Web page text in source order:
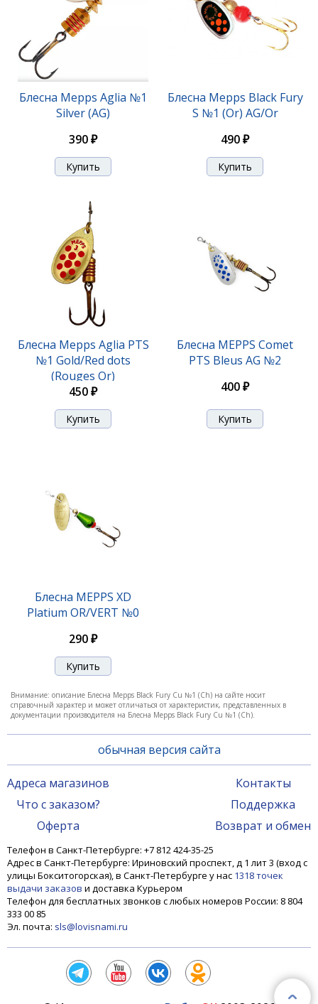
Блесна Mepps Black Fury BL №1 (Ch)
Блесна Mepps Black Fury Cu №1 (Ch)
490 ₽
490 ₽
Блесна Mepps Aglia №1
Silver (AG)
390 ₽
Блесна Mepps Black Fury
S №1 (Or) AG/Or
490 ₽
Блесна Mepps Aglia PTS
№1 Gold/Red dots
(Rouges Or)
450 ₽
Блесна MEPPS Comet
PTS Bleus AG №2
400 ₽
Блесна MEPPS XD
Platium OR/VERT №0
290 ₽
Внимание: описание Блесна Mepps Black Fury Cu №1 (Ch) на сайте носит
справочный характер и может отличаться от характеристик, представленных в
документации производителя на Блесна Mepps Black Fury Cu №1 (Ch).
обычная версия сайта
Адреса магазинов
Что с заказом?
Оферта
Контакты
Поддержка
Возврат и обмен
Телефон в Санкт-Петербурге: +7 812 424-35-25
Адрес в Санкт-Петербурге: Ириновский проспект, д 1 лит 3 (вход с
улицы Бокситогорская), в Санкт-Петербурге у нас 1318 точек
выдачи заказов и доставка Курьером
Телефон для бесплатных звонков с любых номеров России: 8 804
333 00 85
Эл. почта: sls@lovisnami.ru